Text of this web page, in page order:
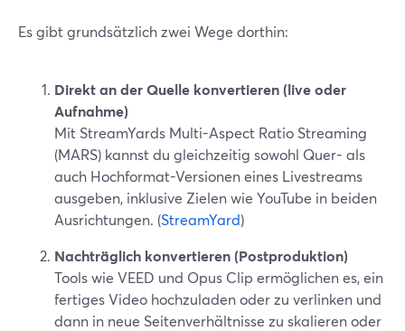
Es gibt grundsätzlich zwei Wege dorthin:
Direkt an der Quelle konvertieren (live oder
Aufnahme)
Mit StreamYards Multi-Aspect Ratio Streaming
(MARS) kannst du gleichzeitig sowohl Quer- als
auch Hochformat-Versionen eines Livestreams
ausgeben, inklusive Zielen wie YouTube in beiden
Ausrichtungen. (StreamYard)
Nachträglich konvertieren (Postproduktion)
Tools wie VEED und Opus Clip ermöglichen es, ein
fertiges Video hochzuladen oder zu verlinken und
dann in neue Seitenverhältnisse zu skalieren oder